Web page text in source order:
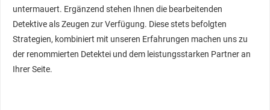
untermauert. Ergänzend stehen Ihnen die bearbeitenden
Detektive als Zeugen zur Verfügung. Diese stets befolgten
Strategien, kombiniert mit unseren Erfahrungen machen uns zu
der renommierten Detektei und dem leistungsstarken Partner an
Ihrer Seite.